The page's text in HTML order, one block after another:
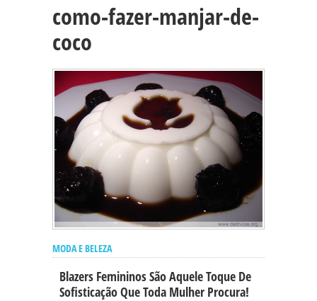
como-fazer-manjar-de-
coco
MODA E BELEZA
Blazers Femininos São Aquele Toque De
Sofisticação Que Toda Mulher Procura!